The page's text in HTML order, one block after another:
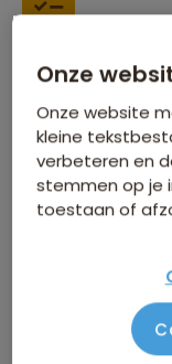
Inbegrepen in
Financiën
Onze
Onze website
kleine
verbeteren en
stemmen op je
toestaan of